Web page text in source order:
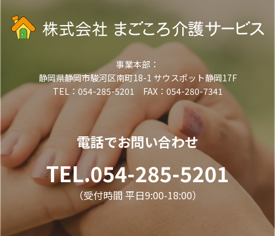
事業本部：
静岡県静岡市駿河区南町18-1 サウスポット静岡17F
TEL：054-285-5201 FAX：054-280-7341
電話でお問い合わせ
TEL.054-285-5201
（受付時間 平日9:00-18:00）